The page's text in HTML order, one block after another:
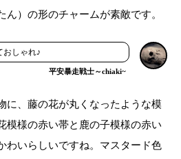
）の形のチャームが素敵です。
しゃれ♪
平安暴走戦士～chiaki~
に、藤の花が丸くなったような模
模様の赤い帯と鹿の子模様の赤い
わいらしいですね。マスタード色